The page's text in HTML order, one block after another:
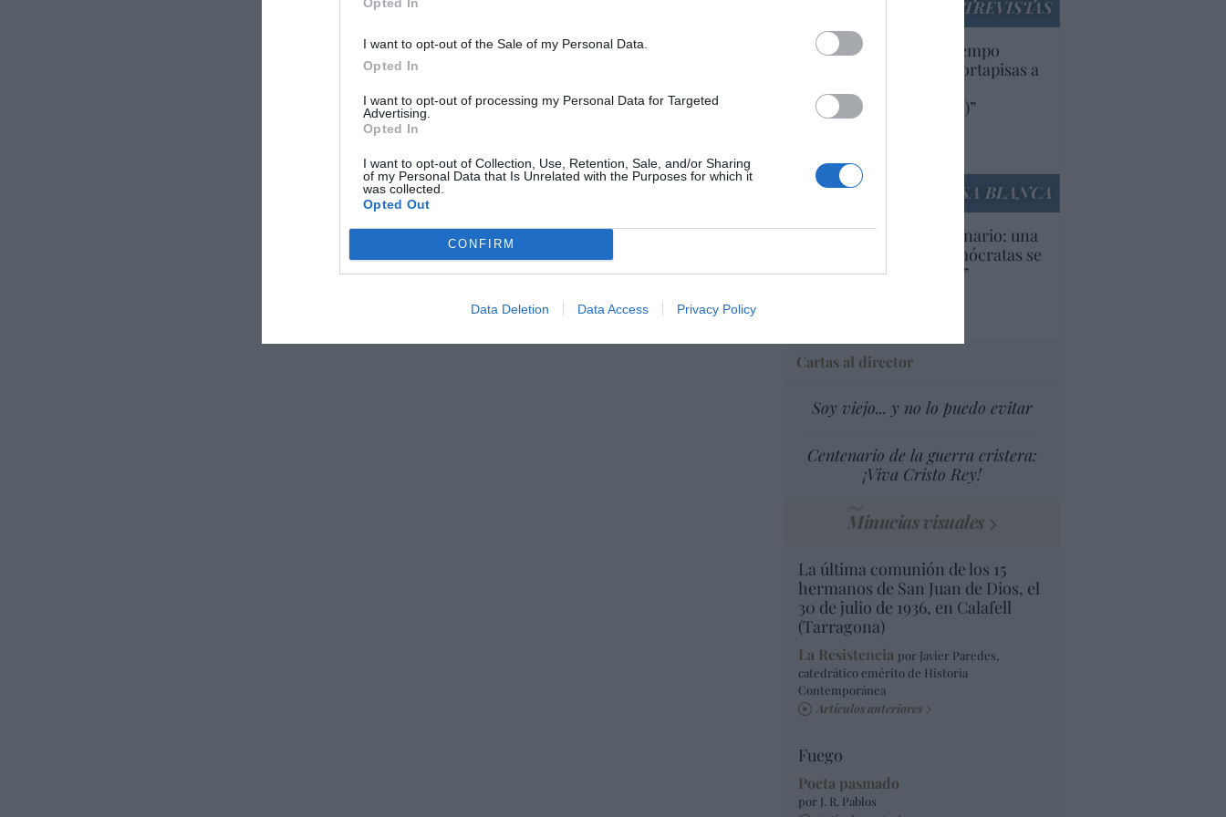
I want to opt-out of the Sale of my Personal Data.
Opted In
I want to opt-out of processing my Personal Data for Targeted
Advertising.
Opted In
I want to opt-out of Collection, Use, Retention, Sale, and/or Sharing
of my Personal Data that Is Unrelated with the Purposes for which it
was collected.
Opted Out
CONFIRM
Data Deletion Data Access Privacy Policy
ENTREVISTAS
“Europa lleva mucho tiempo
poniendo aranceles y cortapisas a
productos y compañías
americanas (y europeas)”
LA CASA BLANCA
EEUU. Inquietante escenario: una
tercera parte de los demócratas se
define como “socialista”
Cartas al director
Soy viejo... y no lo puedo evitar
Centenario de la guerra cristera:
¡Viva Cristo Rey!
Minucias visuales
La última comunión de los 15
hermanos de San Juan de Dios, el
30 de julio de 1936, en Calafell
(Tarragona)
La Resistencia por Javier Paredes,
catedrático emérito de Historia
Contemporánea
Artículos anteriores
Fuego
Poeta pasmado
por J. R. Pablos